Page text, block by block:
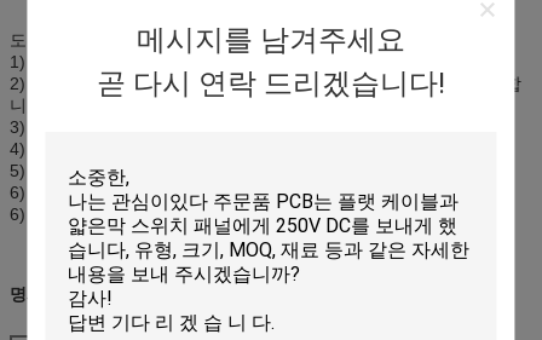
메시지를 남겨주세요
곧 다시 연락 드리겠습니다!
도표 오바레이 위원회
1) 주문품 OEM/ODM
2) 정확한 실크 스크린 인쇄 오바레이는 터치스크린 위원회를 추가합
니다
3) 부자 색깔
4) 높은 sensity & 고품질
5) 친절한 환경
6) 완벽한 외면
6) 원료: 애완 동물 필름 overlay+ 접촉 위원회
명세